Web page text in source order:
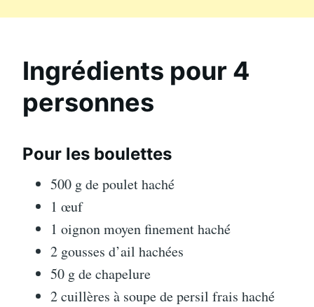
Ingrédients pour 4
personnes
Pour les boulettes
500 g de poulet haché
1 œuf
1 oignon moyen finement haché
2 gousses d’ail hachées
50 g de chapelure
2 cuillères à soupe de persil frais haché